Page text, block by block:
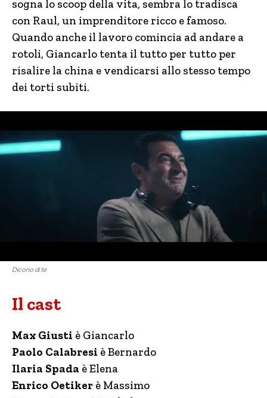
sogna lo scoop della vita, sembra lo tradisca
con Raul, un imprenditore ricco e famoso.
Quando anche il lavoro comincia ad andare a
rotoli, Giancarlo tenta il tutto per tutto per
risalire la china e vendicarsi allo stesso tempo
dei torti subiti.
Dicono di te
Il cast
Max Giusti è Giancarlo
Paolo Calabresi è Bernardo
Ilaria Spada è Elena
Enrico Oetiker è Massimo